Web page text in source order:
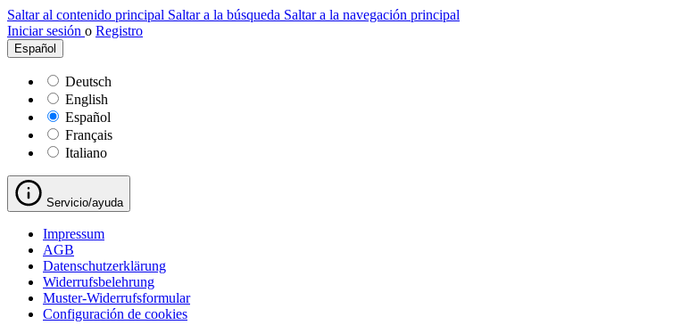
Saltar al contenido principal Saltar a la búsqueda Saltar a la navegación principal
Iniciar sesión o Registro
Español
Deutsch
English
Español
Français
Italiano
Servicio/ayuda
Impressum
AGB
Datenschutzerklärung
Widerrufsbelehrung
Muster-Widerrufsformular
Configuración de cookies